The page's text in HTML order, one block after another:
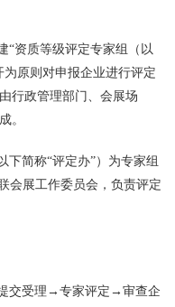
“资质等级评定专家组（以
原则对申报企业进行评定
行政管理部门、会展场
。
下简称“评定办”）为专家组
会展工作委员会，负责评定
交受理→专家评定→审查企